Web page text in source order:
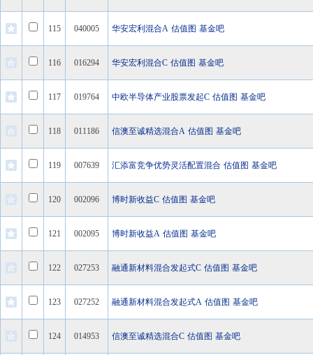
115 040005 华安宏利混合A 估值图 基金吧
116 016294 华安宏利混合C 估值图 基金吧
117 019764 中欧半导体产业股票发起C 估值图 基金吧
118 011186 信澳至诚精选混合A 估值图 基金吧
119 007639 汇添富竞争优势灵活配置混合 估值图 基金吧
120 002096 博时新收益C 估值图 基金吧
121 002095 博时新收益A 估值图 基金吧
122 027253 融通新材料混合发起式C 估值图 基金吧
123 027252 融通新材料混合发起式A 估值图 基金吧
124 014953 信澳至诚精选混合C 估值图 基金吧